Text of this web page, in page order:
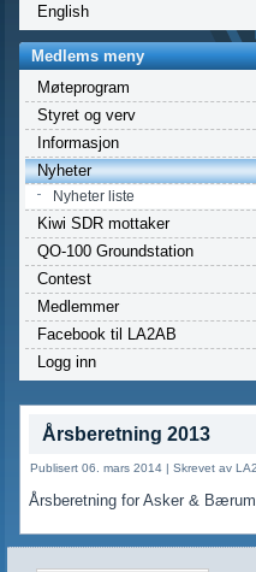
English
Medlems meny
Møteprogram
Styret og verv
Informasjon
Nyheter
Nyheter liste
Kiwi SDR mottaker
QO-100 Groundstation
Contest
Medlemmer
Facebook til LA2AB
Logg inn
Årsberetning 2013
Publisert 06. mars 2014 |Skrevet av
Årsberetning for Asker &